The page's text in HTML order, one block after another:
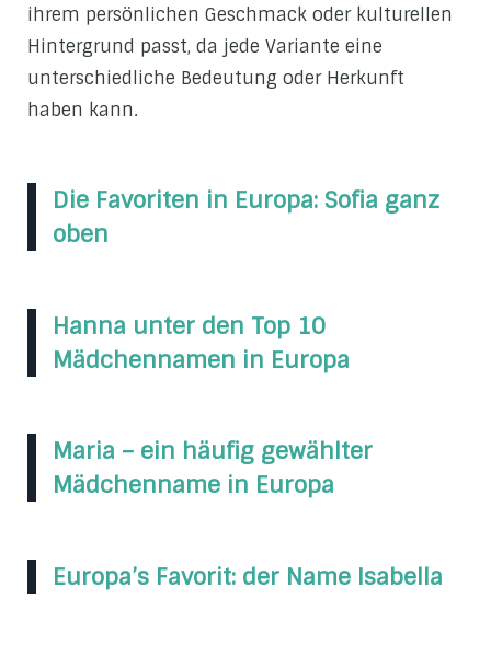
ihrem persönlichen Geschmack oder kulturellen
Hintergrund passt, da jede Variante eine
unterschiedliche Bedeutung oder Herkunft
haben kann.
Die Favoriten in Europa: Sofia ganz
oben
Hanna unter den Top 10
Mädchennamen in Europa
Maria – ein häufig gewählter
Mädchenname in Europa
Europa’s Favorit: der Name Isabella